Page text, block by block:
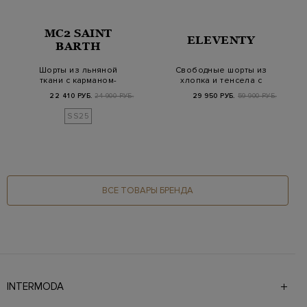
MC2 SAINT
BARTH
Шорты из льняной
ткани с карманом-
22 410 РУБ. 24 900 РУБ.
SS25
ELEVENTY
Свободные шорты из
хлопка и тенсела с
29 950 РУБ. 59 900 РУБ.
ВСЕ ТОВАРЫ БРЕНДА
INTERMODA